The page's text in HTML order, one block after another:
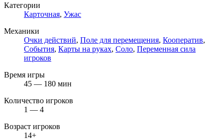
Категории
Карточная, Ужас
Механики
Очки действий, Поле для перемещения, Кооператив,
События, Карты на руках, Соло, Переменная сила
игроков
Время игры
45 — 180 мин
Количество игроков
1 — 4
Возраст игроков
14+